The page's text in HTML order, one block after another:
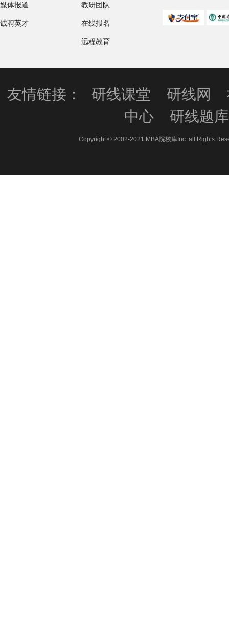
媒体报道
诚聘英才
教研团队
在线报名
远程教育
友情链接： 研线课堂 研线网
中心
研线题库
Copyright © 2002-2021 MBA院校库Inc. all Rights